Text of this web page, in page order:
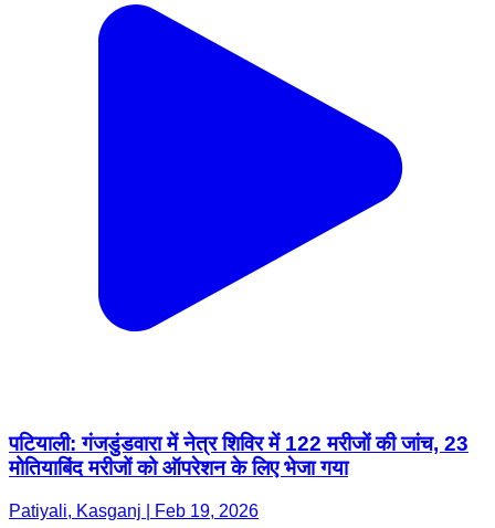
पटियाली: गंजडुंडवारा में नेत्र शिविर में 122 मरीजों की जांच, 23
मोतियाबिंद मरीजों को ऑपरेशन के लिए भेजा गया
Patiyali, Kasganj | Feb 19, 2026